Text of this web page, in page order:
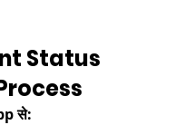
Status
से: